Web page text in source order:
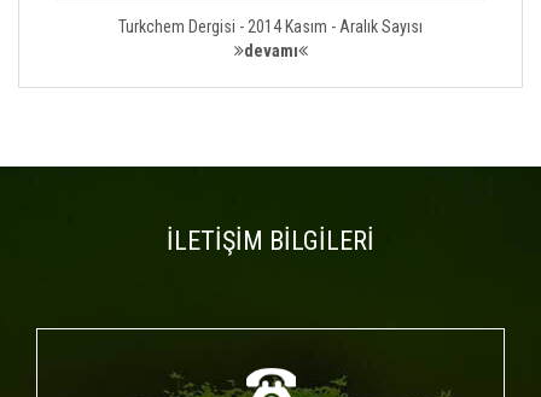
Turkchem Dergisi - 2014 Kasım - Aralık Sayısı
devamı
İLETİŞİM BİLGİLERİ